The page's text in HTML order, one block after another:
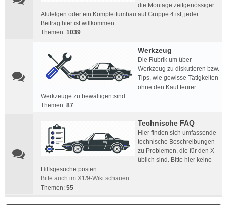
die Montage zeitgenössiger
Alufelgen oder ein Komplettumbau auf Gruppe 4 ist, jeder
Beitrag hier ist willkommen.
Themen: 1039
Werkzeug
Die Rubrik um über
Werkzeug zu diskutieren bzw.
Tips, wie gewisse Tätigkeiten
ohne den Kauf teurer
Werkzeuge zu bewältigen sind.
Themen: 87
Technische FAQ
Hier finden sich umfassende
technische Beschreibungen
zu Problemen, die für den X
üblich sind. Bitte hier keine
Hilfsgesuche posten.
Bitte auch im X1/9-Wiki schauen
Themen: 55